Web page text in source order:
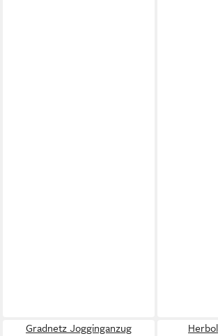
Gradnetz Jogginganzug